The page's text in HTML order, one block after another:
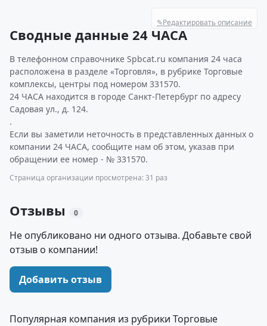
✎Редактировать описание
Сводные данные 24 ЧАСА
В телефонном справочнике Spbcat.ru компания 24 часа
расположена в разделе «Торговля», в рубрике Торговые
комплексы, центры под номером 331570.
24 ЧАСА находится в городе Санкт-Петербург по адресу
Садовая ул., д. 124.
.
Если вы заметили неточность в представленных данных о
компании 24 ЧАСА, сообщите нам об этом, указав при
обращении ее номер - № 331570.
Страница организации просмотрена: 31 раз
Отзывы 0
Не опубликовано ни одного отзыва. Добавьте свой
отзыв о компании!
Добавить отзыв
Популярная компания из рубрики Торговые